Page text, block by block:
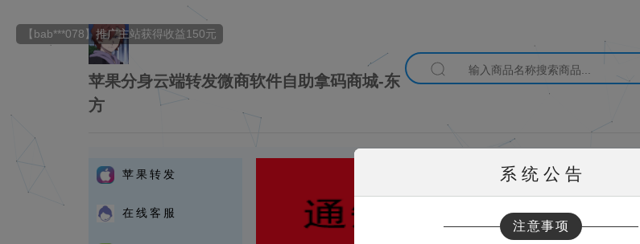
【bab***078】推广主站获得收益150元
苹果分身云端转发微商软件自助拿码商城-东
方
苹果转发
在线客服
系 统 公 告
注意事项